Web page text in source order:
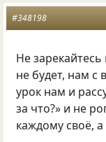
#348198
Не
не будет, нам с
урок нам и
за что?» и не
каждому своё,